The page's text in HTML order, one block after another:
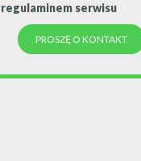
regulaminem serwisu